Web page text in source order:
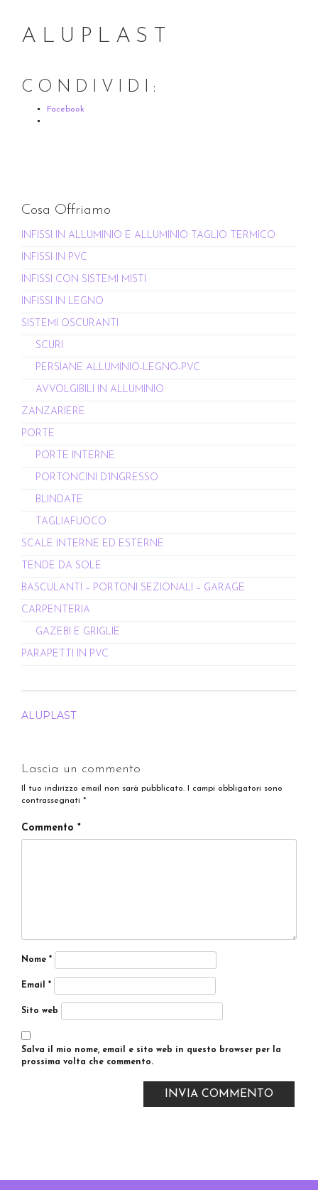
ALUPLAST
CONDIVIDI:
Facebook
Cosa Offriamo
INFISSI IN ALLUMINIO E ALLUMINIO TAGLIO TERMICO
INFISSI IN PVC
INFISSI CON SISTEMI MISTI
INFISSI IN LEGNO
SISTEMI OSCURANTI
SCURI
PERSIANE ALLUMINIO-LEGNO-PVC
AVVOLGIBILI IN ALLUMINIO
ZANZARIERE
PORTE
PORTE INTERNE
PORTONCINI D’INGRESSO
BLINDATE
TAGLIAFUOCO
SCALE INTERNE ED ESTERNE
TENDE DA SOLE
BASCULANTI – PORTONI SEZIONALI – GARAGE
CARPENTERIA
GAZEBI E GRIGLIE
PARAPETTI IN PVC
ARTICOLI
ALUPLAST
Lascia un commento
Il tuo indirizzo email non sarà pubblicato.
I campi obbligatori sono
contrassegnati *
Commento *
Nome *
Email *
Sito web
Salva il mio nome, email e sito web in questo browser per la
prossima volta che commento.